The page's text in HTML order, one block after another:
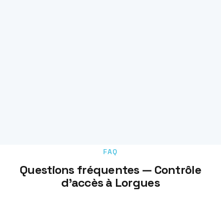
FAQ
Questions fréquentes — Contrôle
d'accès à Lorgues